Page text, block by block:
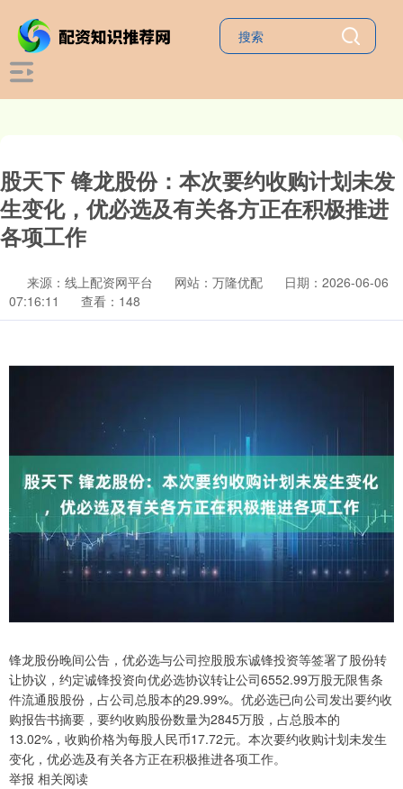
股天下 锋龙股份：本次要约收购计划未发
生变化，优必选及有关各方正在积极推进
各项工作
来源：线上配资网平台 网站：万隆优配
日期：2026-06-06
07:16:11
查看：148
锋龙股份晚间公告，优必选与公司控股股东诚锋投资等签署了股份转
让协议，约定诚锋投资向优必选协议转让公司6552.99万股无限售条
件流通股股份，占公司总股本的29.99%。优必选已向公司发出要约收
购报告书摘要，要约收购股份数量为2845万股，占总股本的
13.02%，收购价格为每股人民币17.72元。本次要约收购计划未发生
变化，优必选及有关各方正在积极推进各项工作。
举报 相关阅读